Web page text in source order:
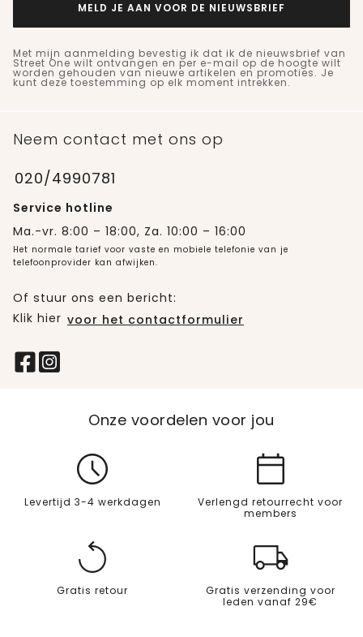
MELD JE AAN VOOR DE NIEUWSBRIEF
Met mijn aanmelding bevestig ik dat ik de nieuwsbrief van
Street One wilt ontvangen en per e-mail op de hoogte wilt
worden gehouden van nieuwe artikelen en promoties. Je
kunt deze toestemming op elk moment intrekken.
Neem contact met ons op
020/4990781
Service hotline
Ma.-vr. 8:00 – 18:00, Za. 10:00 – 16:00
Het normale tarief voor vaste en mobiele telefonie van je
telefoonprovider kan afwijken.
Of stuur ons een bericht:
Klik hier voor het contactformulier
Onze voordelen voor jou
Levertijd 3-4 werkdagen
Verlengd retourrecht voor
members
Gratis retour
Gratis verzending voor
leden vanaf 29€